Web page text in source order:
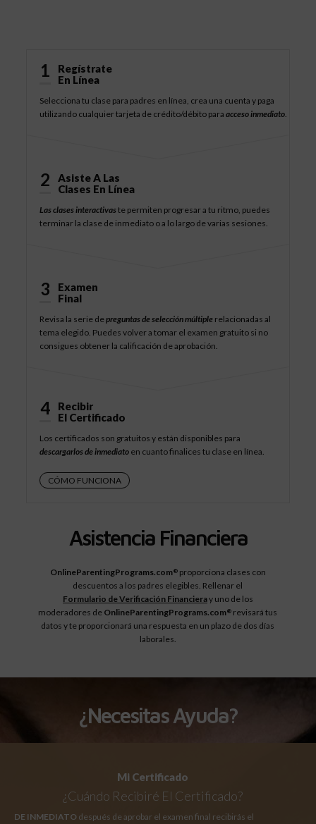
1
Regístrate
En Línea
Selecciona tu clase para padres en línea, crea una cuenta y paga
utilizando cualquier tarjeta de crédito/débito paraacceso inmediato.
2
Asiste A Las
Clases En Línea
Las clases interactivaste permiten progresar a tu ritmo, puedes
terminar la clase de inmediato o a lo largo de varias sesiones.
3
Examen
Final
Revisa la serie depreguntas de selección múltiple relacionadas al
tema elegido. Puedes volver a tomar el examen gratuito si no
consigues obtener la calificación de aprobación.
4
Recibir
El Certificado
Los certificados son gratuitos y están disponibles para
descargarlos de inmediato en cuanto finalices tu clase en línea.
CÓMO FUNCIONA
Asistencia Financiera
OnlineParentingPrograms.com®proporciona clases con
descuentos a los padres elegibles. Rellenar el
Formulario de Verificación Financieray uno de los
moderadores de OnlineParentingPrograms.com® revisará tus
datos y te proporcionará una respuesta en un plazo de dos días
laborales.
¿Necesitas Ayuda?
Mi Certificado
¿Cuándo Recibiré El Certificado?
DE INMEDIATO después de aprobar el examen final recibirás el